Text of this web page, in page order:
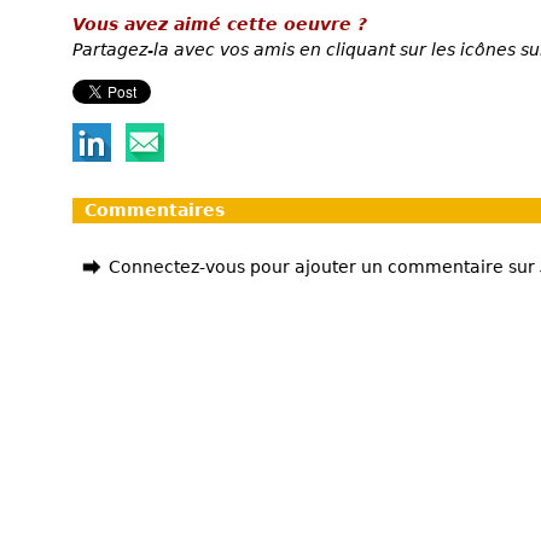
Vous avez aimé cette oeuvre ?
Partagez-la avec vos amis en cliquant sur les icônes
Commentaires
Connectez-vous pour ajouter un commentaire sur